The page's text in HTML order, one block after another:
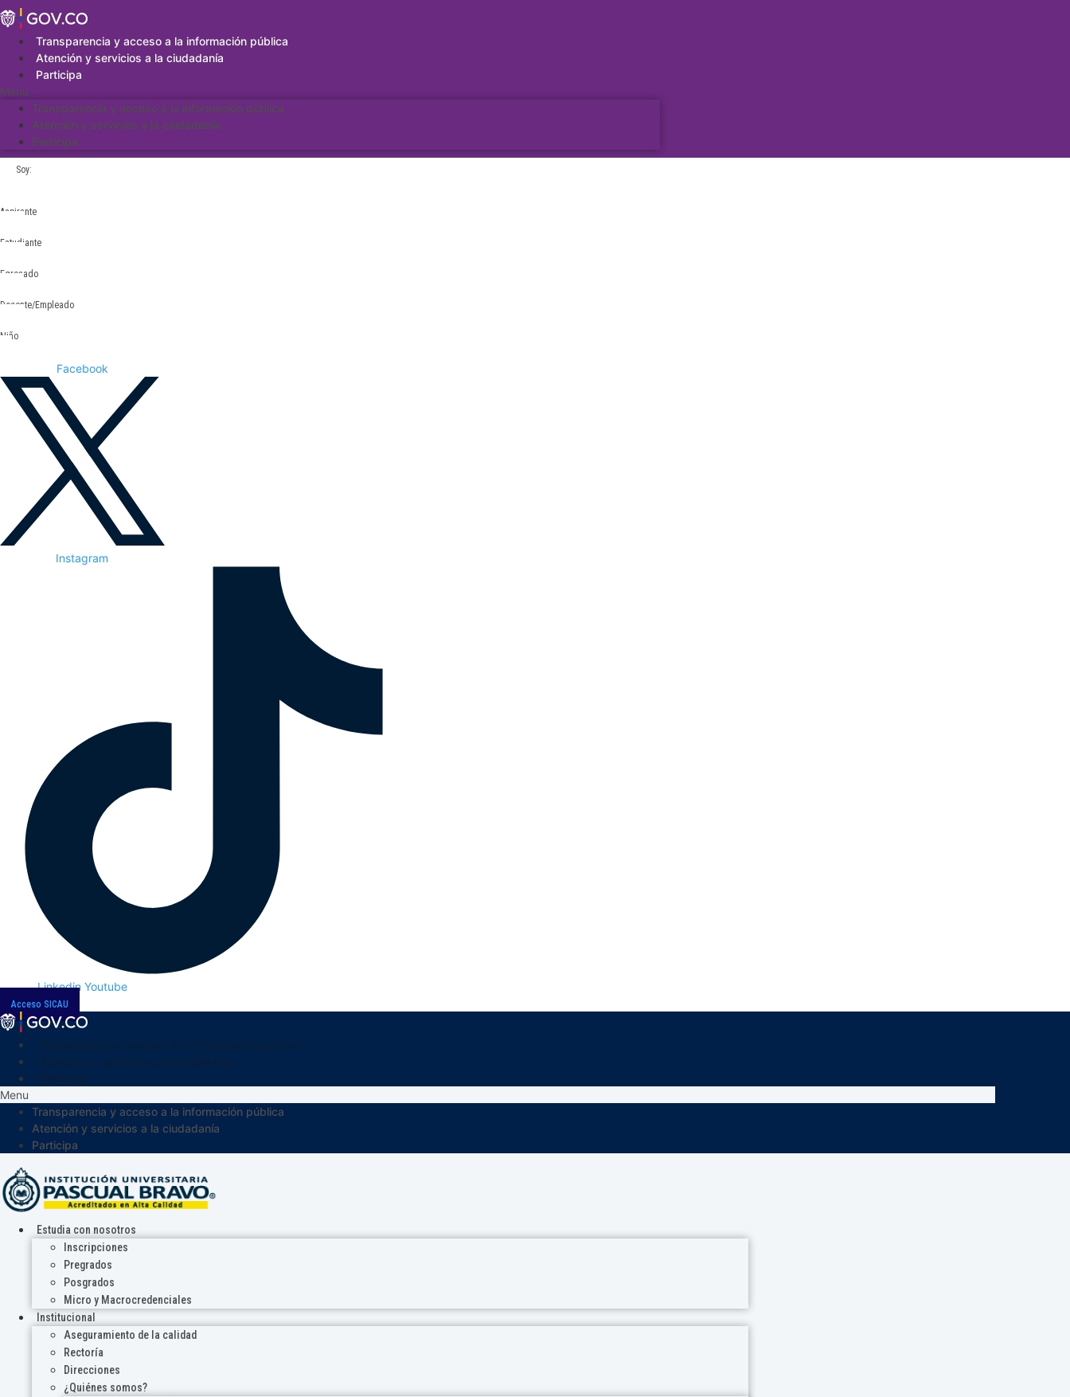
Saltar
al
contenidoTransparencia y acceso a la información pública
Atención y servicios a la ciudadanía
Participa
Menu
Transparencia y acceso a la información pública
Atención y servicios a la ciudadanía
Participa
Soy:
Aspirante
Estudiante
Egresado
Docente/Empleado
Niño
Facebook
Instagram
Linkedin Youtube
Acceso SICAU
Menu
Transparencia y acceso a la información pública
Atención y servicios a la ciudadanía
Participa
Estudia con nosotros
Inscripciones
Pregrados
Posgrados
Micro y Macrocredenciales
Institucional
Aseguramiento de la calidad
Rectoría
Direcciones
¿Quiénes somos?